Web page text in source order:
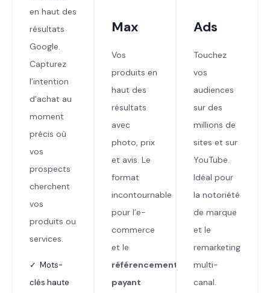
en haut des
résultats
Google.
Capturez
l’intention
d’achat au
moment
précis où
vos
prospects
cherchent
vos
produits ou
services.
✓ Mots-
clés haute
Max
Vos
produits en
haut des
résultats
avec
photo, prix
et avis. Le
format
incontournable
pour l’e-
commerce
et le
référencement
payant
Ads
Touchez
vos
audiences
sur des
millions de
sites et sur
YouTube.
Idéal pour
la notoriété
de marque
et le
remarketing
multi-
canal.